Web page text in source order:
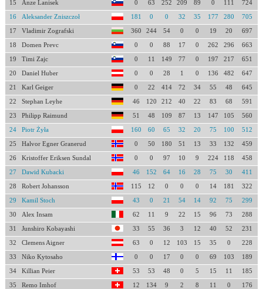
15 Anze Lanisek 0 63 252 209 89 0 111 724
16 Aleksander Zniszczoł 181 0 0 32 35 177 280 705
17 Vladimir Zografski 360 244 54 0 0 19 20 697
18 Domen Prevc 0 0 88 17 0 262 296 663
19 Timi Zajc 0 11 149 77 0 197 217 651
20 Daniel Huber 0 0 28 1 0 136 482 647
21 Karl Geiger 0 22 414 72 34 55 48 645
22 Stephan Leyhe 46 120 212 40 22 83 68 591
23 Philipp Raimund 51 48 109 87 13 147 105 560
24 Piotr Żyła 160 60 65 32 20 75 100 512
25 Halvor Egner Granerud 0 50 180 51 13 33 132 459
26 Kristoffer Eriksen Sundal 0 0 97 10 9 224 118 458
27 Dawid Kubacki 46 152 64 16 28 75 30 411
28 Robert Johansson 115 12 0 0 0 14 181 322
29 Kamil Stoch 43 0 21 54 14 92 75 299
30 Alex Insam 62 11 9 22 15 96 73 288
31 Junshiro Kobayashi 33 55 36 3 12 40 52 231
32 Clemens Aigner 63 0 12 103 15 35 0 228
33 Niko Kytosaho 0 0 17 0 0 69 103 189
34 Killian Peier 53 53 48 0 5 15 11 185
35 Remo Imhof 12 134 9 2 8 11 0 176